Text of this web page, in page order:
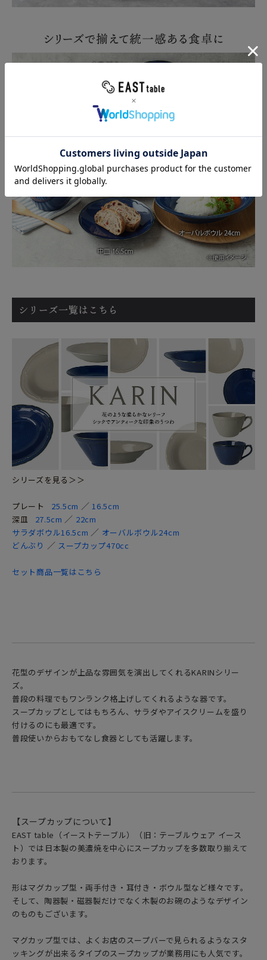
シリーズを見る＞＞
プレート 25.5cm ／16.5cm
深皿
27.5cm ／ 22cm
サラダボウル16.5cm ／ オーバルボウル24cm
どんぶり ／ スープカップ470cc
セット商品一覧はこちら
花型のデザインが上品な雰囲気を演出してくれるKARINシリー
ズ。
普段の料理でもワンランク格上げしてくれるような器です。
スープカップとしてはもちろん、サラダやアイスクリームを盛り
付けるのにも最適です。
普段使いからおもてなし食器としても活躍します。
【スープカップについて】
EAST table（イーストテーブル）（旧：テーブルウェア イース
ト）では日本製の美濃焼を中心にスープカップを多数取り揃えて
おります。
形はマグカップ型・両手付き・耳付き・ボウル型など様々です。
そして、陶器製・磁器製だけでなく木製のお碗のようなデザイン
のものもございます。
マグカップ型では、よくお店のスープバーで見られるようなスタ
ッキングが出来るタイプのスープカップが業務用にも人気です。